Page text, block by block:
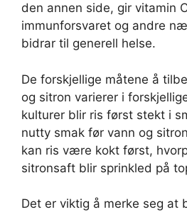
den annen side, gir vitamin
immunforsvaret og andre
bidrar til generell helse.
De forskjellige måtene å
og sitron varierer i
kulturer blir ris først stekt i
nutty smak før vann og
kan ris være kokt først,
sitronsaft blir sprinkled på
Det er viktig å merke seg at